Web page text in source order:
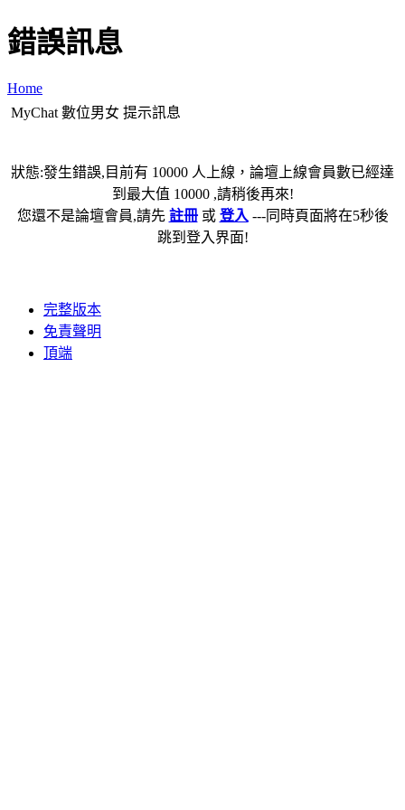
錯誤訊息
Home
MyChat 數位男女 提示訊息
狀態:發生錯誤,目前有 10000 人上線，論壇上線會員數已經達
到最大值 10000 ,請稍後再來!
您還不是論壇會員,請先 註冊或 登入 ---同時頁面將在5秒後
跳到登入界面!
完整版本
免責聲明
頂端